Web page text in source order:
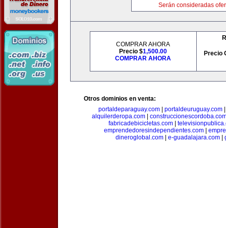
Serán consideradas
COMPRAR AHORA
Precio $1,500.00
COMPRAR AHORA
Precio
Otros dominios en venta:
portaldeparaguay.com| portaldeuruguay.com
alquilerderopa.com|
fabricadebicicletas.com
emprendedoresindependientes.com|
dineroglobal.com
e-guadalajara.com